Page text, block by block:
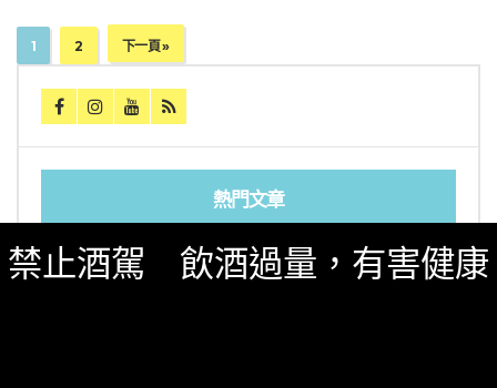
1 2 下一頁 »
熱門文章
又惹川普不開心！美國向加拿大烈酒重課50%關
禁止酒駕 飲酒過量，有害健康